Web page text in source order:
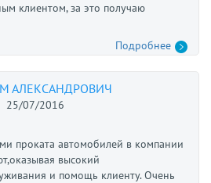
клиентом, за это получаю
Подробнее
АЛЕКСАНДРОВИЧ
25/07/2016
проката автомобилей в компании
высокий
и помощь клиенту. Очень